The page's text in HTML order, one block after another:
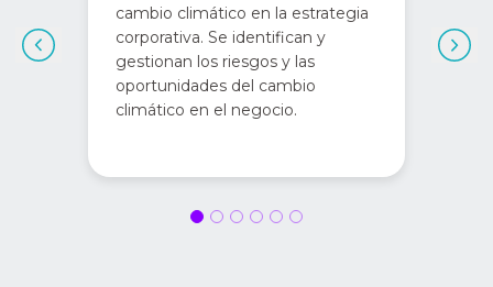
cambio climático en la estrategia
corporativa. Se identifican y
gestionan los riesgos y las
oportunidades del cambio
climático en el negocio.